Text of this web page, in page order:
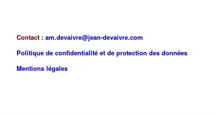
Contact : am.devaivre@jean-devaivre.com
Politique de confidentialité et de protection des données
Mentions légales